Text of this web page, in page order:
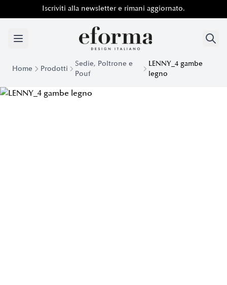
Iscriviti alla newsletter e rimani aggiornato.
Home Prodotti
Sedie, Poltrone e
Pouf
LENNY_4 gambe
legno
Sedia Raffinata Lenny 4 con gambe in legno | Eforma